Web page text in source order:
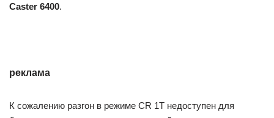
Caster 6400.
реклама
К сожалению разгон в режиме CR 1Т недоступен для